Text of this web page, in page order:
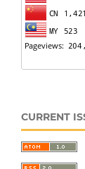
CURRENT